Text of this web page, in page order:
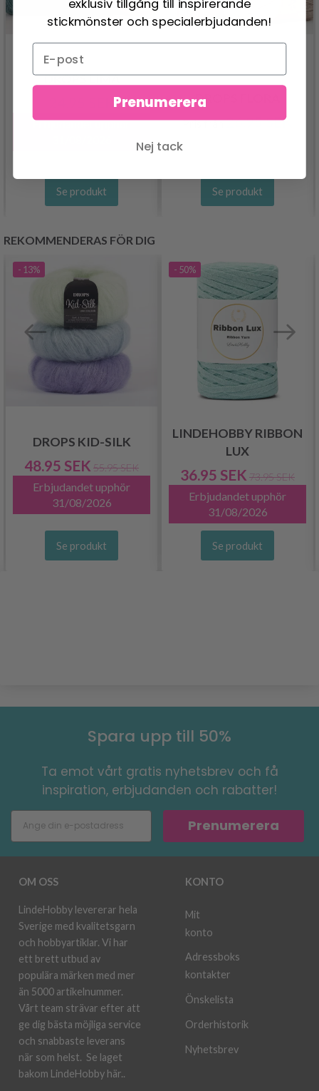
DROPS LIMA
24.95 SEK
Erbjudandet upphör
Se produkt
DROPS FLORA
Pris från26.95 SEK
Se produkt
REKOMMENDERAS FÖR DIG
- 13%
DROPS KID-SILK
48.95 SEK 55.95 SEK
Erbjudandet upphör
31/08/2026
Se produkt
- 50%
LINDEHOBBY RIBBON
LUX
36.95 SEK 73.95 SEK
Erbjudandet upphör
31/08/2026
Se produkt
Spara upp till 50%
Ta emot vårt gratis nyhetsbrev och få
inspiration, erbjudanden och rabatter!
Prenumerera
OM OSS
LindeHobby levererar hela
Sverige med kvalitetsgarn
och hobbyartiklar. Vi har
ett brett utbud av
populära märken med mer
än 5000 artikelnummer.
Vårt team strävar efter att
ge dig bästa möjliga service
och snabbaste leverans
när som helst. Se laget
bakom LindeHobby här..
KONTO
Mit
konto
Adressboks
kontakter
Önskelista
Orderhistorik
Nyhetsbrev
exklusiv tillgång till inspirerande
stickmönster och specialerbjudanden!
Prenumerera
Nej tack